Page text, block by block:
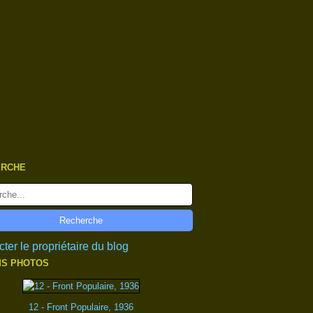
le propriétaire du blog
PHOTOS
12 - Front Populaire, 1936